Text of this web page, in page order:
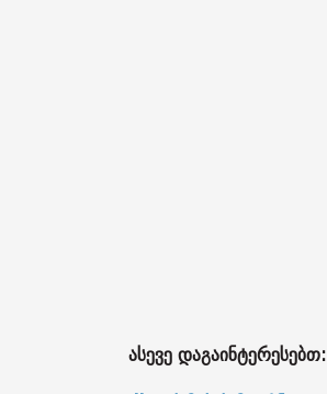
ასევე დაგაინტერესებთ: